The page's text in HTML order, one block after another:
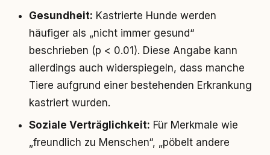
Gesundheit: Kastrierte Hunde werden
häufiger als „nicht immer gesund“
beschrieben (p < 0.01). Diese Angabe kann
allerdings auch widerspiegeln, dass manche
Tiere aufgrund einer bestehenden Erkrankung
kastriert wurden.
Soziale Verträglichkeit: Für Merkmale wie
„freundlich zu Menschen“, „pöbelt andere